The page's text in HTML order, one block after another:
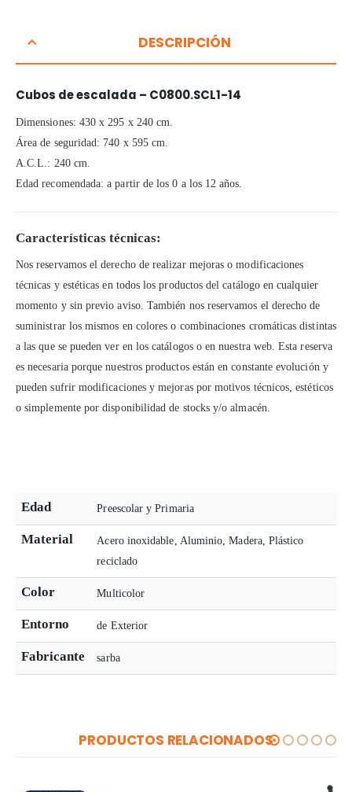
DESCRIPCIÓN
Cubos de escalada – C0800.SCL1-14
Dimensiones: 430 x 295 x 240 cm.
Área de seguridad: 740 x 595 cm.
A.C.L.: 240 cm.
Edad recomendada: a partir de los 0 a los 12 años.
Características técnicas:
Nos reservamos el derecho de realizar mejoras o modificaciones
técnicas y estéticas en todos los productos del catálogo en cualquier
momento y sin previo aviso. También nos reservamos el derecho de
suministrar los mismos en colores o combinaciones cromáticas distintas
a las que se pueden ver en los catálogos o en nuestra web. Esta reserva
es necesaria porque nuestros productos están en constante evolución y
pueden sufrir modificaciones y mejoras por motivos técnicos, estéticos
o simplemente por disponibilidad de stocks y/o almacén.
Edad Preescolar y Primaria
Material
Acero inoxidable, Aluminio, Madera, Plástico
reciclado
Color Multicolor
Entorno de Exterior
Fabricante sarba
PRODUCTOS RELACIONADOS